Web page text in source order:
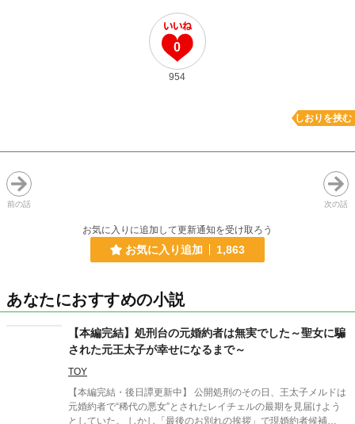
0
954
しおりを挟む
前の話 次の話
お気に入りに追加して更新通知を受け取ろう
お気に入り追加 1,863
あなたにおすすめの小説
【本編完結】処刑台の元婚約者は無実でした～聖女に騙
された元王太子が幸せになるまで～
TOY
【本編完結・後日譚更新中】 公開処刑のその日、王太子メルドは
元婚約者で“稀代の悪女”とされたレイチェルの最期を見届けよう
としていた。 しかし「最後のお別れの挨拶」で現婚約者候補